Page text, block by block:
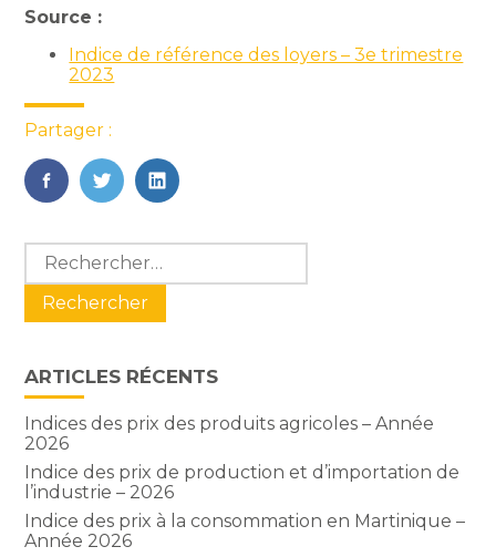
Source :
Indice de référence des loyers – 3e trimestre
2023
Partager :
FaceBook
TwitterLinkedIn
Blog
sidebar
Rechercher :
ARTICLES RÉCENTS
Indices des prix des produits agricoles – Année
2026
Indice des prix de production et d’importation de
l’industrie – 2026
Indice des prix à la consommation en Martinique –
Année 2026